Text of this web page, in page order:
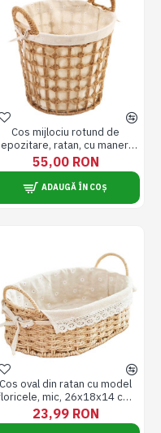
Cos mijlociu rotund de
ratan, cu manere,
crem, 33*26*30/37 cm
55,00 RON
ADAUGĂ ÎN COȘ
Cos oval din ratan cu model
mic, 26x18x14 cm,
crem
23,99 RON